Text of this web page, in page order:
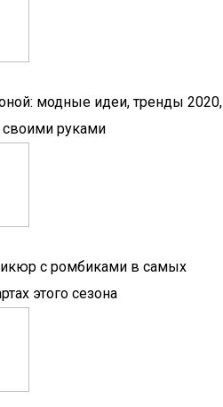
модные идеи, тренды 2020,
своими руками
с ромбиками в самых
этого сезона